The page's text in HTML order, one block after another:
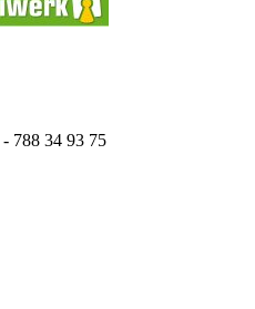
788 34 93 75